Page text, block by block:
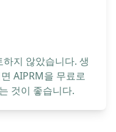
지 않았습니다. 생
AIPRM을 무료로
것이 좋습니다.